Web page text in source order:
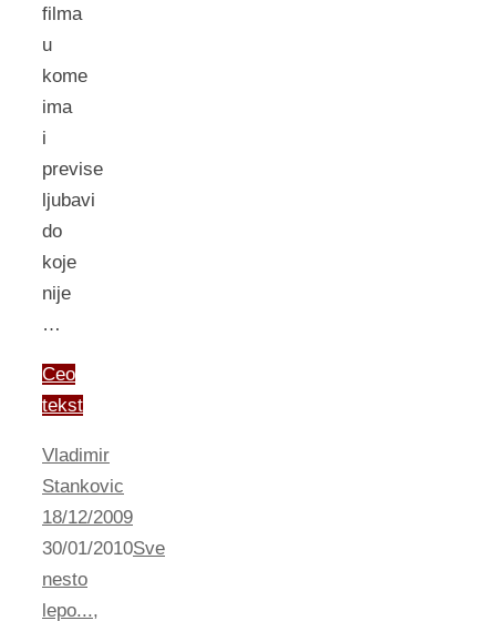
filma
u
kome
ima
i
previse
ljubavi
do
koje
nije
…
Ceo
tekst
Vladimir
Stankovic
18/12/2009
30/01/2010Sve
nesto
lepo...,